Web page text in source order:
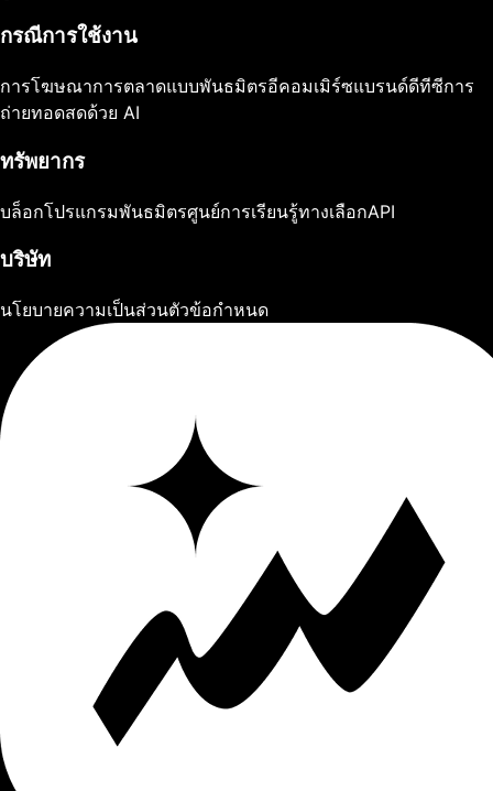
กรณีการใช้งาน
การโฆษณาการตลาดแบบพันธมิตรอีคอมเมิร์ซแบรนด์ดีทีซีการ
ถ่ายทอดสดด้วย AI
ทรัพยากร
บล็อกโปรแกรมพันธมิตรศูนย์การเรียนรู้ทางเลือกAPI
บริษัท
นโยบายความเป็นส่วนตัวข้อกำหนด